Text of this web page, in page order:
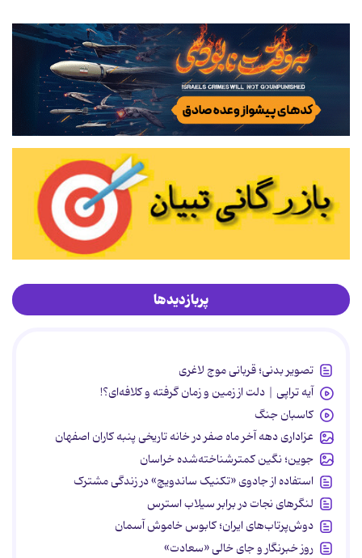
پربازدیدها
تصویر بدنی؛ قربانی موج لاغری
آیه تراپی | دلت از زمین و زمان گرفته و کلافه‌ای؟!
کاسبان جنگ
عزاداری دهه آخر ماه صفر در خانه تاریخی پنبه کاران اصفهان
جوین؛ نگین کمترشناخته‌شده خراسان
استفاده از جادوی «تکنیک ساندویچ» در زندگی مشترک
لنگرهای نجات در برابر سیلاب استرس
دوش‌پرتاب‌های ایران؛ کابوس خاموش آسمان
روز خبرنگار و جای خالی «سعادت»